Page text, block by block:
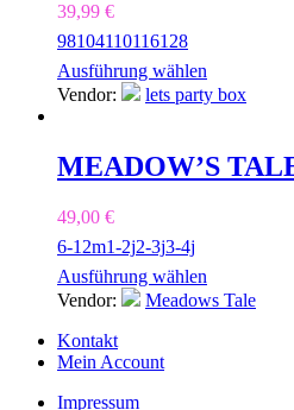
39,99 €
98104110116128
Ausführung wählen
Vendor:
lets party box
MEADOW’S
49,00 €
6-12m1-2j2-3j3-4j
Ausführung wählen
Vendor:
Meadows Tale
Kontakt
Mein Account
Impressum